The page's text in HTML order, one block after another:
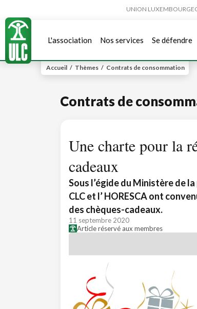
UNION
L'association Nos services Se défendre
Accueil / Thèmes / Contrats de consommation
Contrats de
Une charte pour la
cadeaux
Sous l’égide du Ministère de
CLC et l’ HORESCA ont
des chèques-cadeaux.
11 septembre 2020
Article réservé aux membres